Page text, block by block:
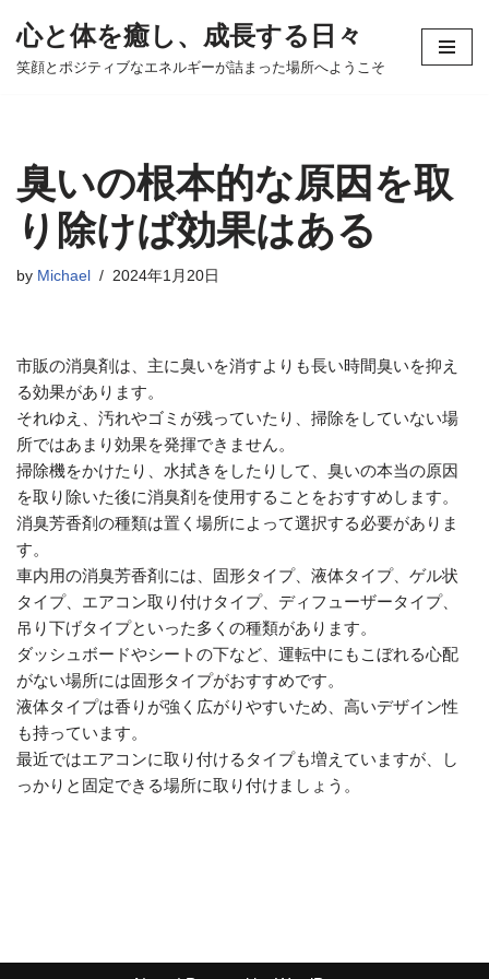
コ
ツ
へ
ス
キ
ッ
心と体を癒し、成長する日々
笑顔とポジティブなエネルギーが詰まった場所へようこそ
臭いの根本的な原因を取
り除けば効果はある
by Michael 2024年1月20日
市販の消臭剤は、主に臭いを消すよりも長い時間臭いを抑え
る効果があります。
それゆえ、汚れやゴミが残っていたり、掃除をしていない場
所ではあまり効果を発揮できません。
掃除機をかけたり、水拭きをしたりして、臭いの本当の原因
を取り除いた後に消臭剤を使用することをおすすめします。
消臭芳香剤の種類は置く場所によって選択する必要がありま
す。
車内用の消臭芳香剤には、固形タイプ、液体タイプ、ゲル状
タイプ、エアコン取り付けタイプ、ディフューザータイプ、
吊り下げタイプといった多くの種類があります。
ダッシュボードやシートの下など、運転中にもこぼれる心配
がない場所には固形タイプがおすすめです。
液体タイプは香りが強く広がりやすいため、高いデザイン性
も持っています。
最近ではエアコンに取り付けるタイプも増えていますが、し
っかりと固定できる場所に取り付けましょう。